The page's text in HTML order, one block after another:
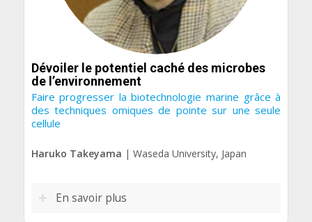
Dévoiler le potentiel caché des microbes
de l’environnement
Faire progresser la biotechnologie marine grâce à
des techniques omiques de pointe sur une seule
cellule
Haruko Takeyama | Waseda University, Japan
En savoir plus